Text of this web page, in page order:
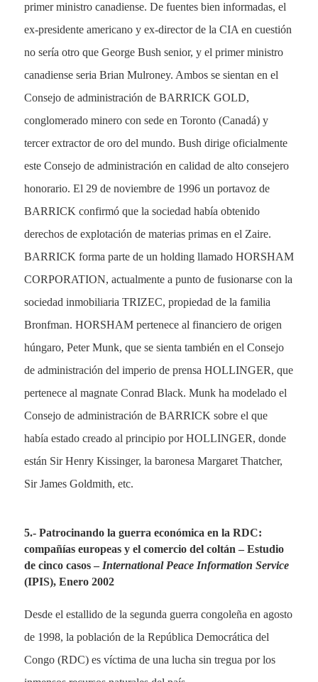
primer ministro canadiense. De fuentes bien informadas, el
ex-presidente americano y ex-director de la CIA en cuestión
no sería otro que George Bush senior, y el primer ministro
canadiense seria Brian Mulroney. Ambos se sientan en el
Consejo de administración de BARRICK GOLD,
conglomerado minero con sede en Toronto (Canadá) y
tercer extractor de oro del mundo. Bush dirige oficialmente
este Consejo de administración en calidad de alto consejero
honorario. El 29 de noviembre de 1996 un portavoz de
BARRICK confirmó que la sociedad había obtenido
derechos de explotación de materias primas en el Zaire.
BARRICK forma parte de un holding llamado HORSHAM
CORPORATION, actualmente a punto de fusionarse con la
sociedad inmobiliaria TRIZEC, propiedad de la familia
Bronfman. HORSHAM pertenece al financiero de origen
húngaro, Peter Munk, que se sienta también en el Consejo
de administración del imperio de prensa HOLLINGER, que
pertenece al magnate Conrad Black. Munk ha modelado el
Consejo de administración de BARRICK sobre el que
había estado creado al principio por HOLLINGER, donde
están Sir Henry Kissinger, la baronesa Margaret Thatcher,
Sir James Goldmith, etc.
5.- Patrocinando la guerra económica en la RDC:
compañías europeas y el comercio del coltán – Estudio
de cinco casos – International Peace Information Service
(IPIS), Enero 2002
Desde el estallido de la segunda guerra congoleña en agosto
de 1998, la población de la República Democrática del
Congo (RDC) es víctima de una lucha sin tregua por los